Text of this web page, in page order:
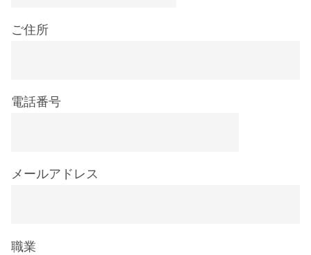
ご住所
電話番号
メールアドレス
職業